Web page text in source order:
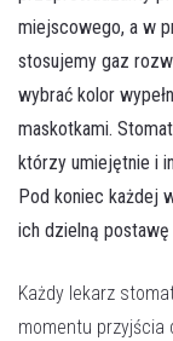
miejscowego, a w
stosujemy gaz
wybrać kolor
maskotkami.
którzy umiejętnie i
Pod koniec każdej
ich dzielną
Każdy lekarz
momentu przyjścia